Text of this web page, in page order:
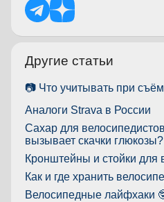
Другие статьи
📷 Что учитывать при
Аналоги Strava в России
Сахар для
вызывает скачки глюкозы?
Кронштейны и стойки для
Как и где хранить
Велосипедные лайфхаки